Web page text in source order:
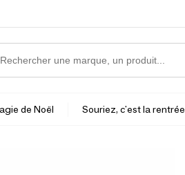
de Noël Souriez, c'est la rentrée